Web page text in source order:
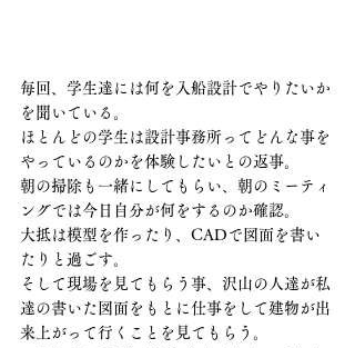
毎回、学生達には何を入船設計でやりたいか
を聞いている。
ほとんどの学生は設計事務所ってどんな事を
やっているのかを体験したいとの返事。
朝の掃除も一緒にしてもらい、朝のミーティ
ングでは今日自分が何をするのか確認。
大抵は模型を作ったり、CADで図面を書い
たりと過ごす。
そして現場を見てもらう事、沢山の人達が私
達の書いた図面をもとに仕事をして建物が出
来上がって行くことを見てもらう。